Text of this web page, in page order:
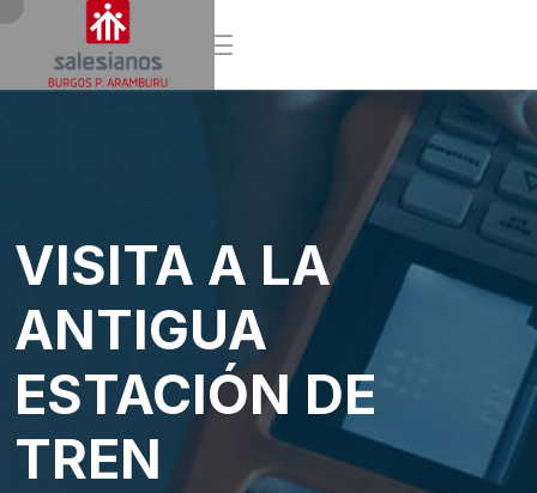
VISITA A LA
ANTIGUA
ESTACIÓN DE
TREN